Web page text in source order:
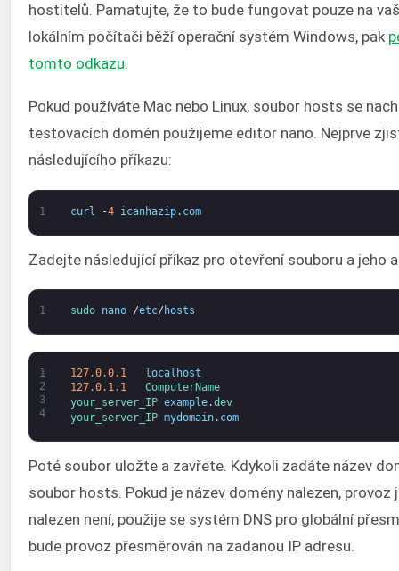
hostitelů. Pamatujte, že to bude fungovat pouze na
lokálním počítači běží operační systém Windows, pak
tomto odkazu
Pokud používáte Mac nebo Linux, soubor hosts se
testovacích domén použijeme editor nano. Nejprve
následujícího příkazu:
1 curl -4 icanhazip. com
Zadejte následující příkaz pro otevření souboru a jeho
1 sudo nano /etc/ hosts
1
2
3
4
127.0.0.1
localhost
127.0.1.1
ComputerName
your_server_IP example.dev
your_server_IP mydomain. com
Poté soubor uložte a zavřete. Kdykoli zadáte název
soubor hosts. Pokud je název domény nalezen,
nalezen není, použije se systém DNS pro globální
bude provoz přesměrován na zadanou IP adresu.